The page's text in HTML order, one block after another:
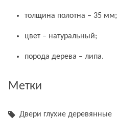
толщина полотна – 35 мм;
цвет – натуральный;
порода дерева – липа.
Метки
Двери глухие деревянные